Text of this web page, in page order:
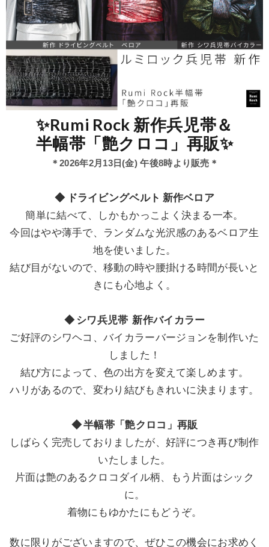
✨Rumi Rock 新作兵児帯＆
半幅帯「艶クロコ」再販✨
＊2026年2月13日(金) 午後8時より販売＊
◆ ドライビングベルト 新作ベロア
簡単に結べて、しかもかっこよく決まる一本。
今回はやや薄手で、ランダムな光沢感のあるベロア生
地を使いました。
結び目がないので、移動の時や腰掛ける時間が長いと
きにも心地よく。
◆ シワ兵児帯 新作バイカラー
ご好評のシワヘコ、バイカラーバージョンを制作いた
しました！
結び方によって、色の出方を変えて楽しめます。
ハリがあるので、変わり結びもきれいに決まります。
◆ 半幅帯「艶クロコ」再販
しばらく完売しておりましたが、好評につき再び制作
いたしました。
片面は艶のあるクロコダイル柄、もう片面はシック
に。
着物にもゆかたにもどうぞ。
数に限りがございますので、ぜひこの機会にお求めく